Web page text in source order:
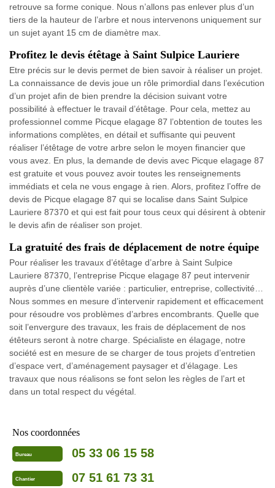
retrouve sa forme conique. Nous n’allons pas enlever plus d’un
tiers de la hauteur de l’arbre et nous intervenons uniquement sur
un sujet ayant 15 cm de diamètre max.
Profitez le devis étêtage à Saint Sulpice Lauriere
Etre précis sur le devis permet de bien savoir à réaliser un projet.
La connaissance de devis joue un rôle primordial dans l’exécution
d’un projet afin de bien prendre la décision suivant votre
possibilité à effectuer le travail d’étêtage. Pour cela, mettez au
professionnel comme Picque elagage 87 l’obtention de toutes les
informations complètes, en détail et suffisante qui peuvent
réaliser l’étêtage de votre arbre selon le moyen financier que
vous avez. En plus, la demande de devis avec Picque elagage 87
est gratuite et vous pouvez avoir toutes les renseignements
immédiats et cela ne vous engage à rien. Alors, profitez l’offre de
devis de Picque elagage 87 qui se localise dans Saint Sulpice
Lauriere 87370 et qui est fait pour tous ceux qui désirent à obtenir
le devis afin de réaliser son projet.
La gratuité des frais de déplacement de notre équipe
Pour réaliser les travaux d’étêtage d’arbre à Saint Sulpice
Lauriere 87370, l’entreprise Picque elagage 87 peut intervenir
auprès d’une clientèle variée : particulier, entreprise, collectivité…
Nous sommes en mesure d’intervenir rapidement et efficacement
pour résoudre vos problèmes d’arbres encombrants. Quelle que
soit l’envergure des travaux, les frais de déplacement de nos
étêteurs seront à notre charge. Spécialiste en élagage, notre
société est en mesure de se charger de tous projets d’entretien
d’espace vert, d’aménagement paysager et d’élagage. Les
travaux que nous réalisons se font selon les règles de l’art et
dans un total respect du végétal.
Nos coordonnées
Bureau 05 33 06 15 58
Chantier 07 51 61 73 31